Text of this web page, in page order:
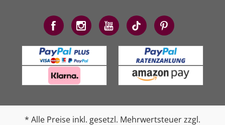
* Alle Preise inkl. gesetzl. Mehrwertsteuer zzgl.